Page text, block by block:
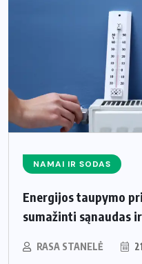
NAMAI IR SODAS
Energijos taupymo
sumažinti sąnaudas
RASA STANELĖ